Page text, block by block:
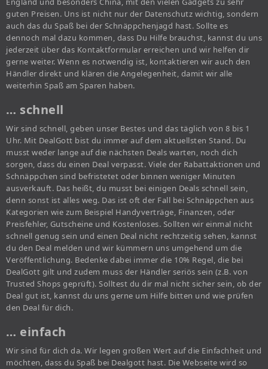
guten Preisen. Uns ist nicht nur der Datenschutz wichtig, sondern
auch das du Spaß bei der Schnäppchenjagd hast. Sollte es
dennoch mal dazu kommen, dass Du Hilfe brauchst, kannst du uns
jederzeit über das Kontaktformular erreichen und wir helfen dir
gerne weiter. Wenn es notwendig ist, kontaktieren wir auch den
Händler direkt und klären die Angelegenheit, damit wir alle
weiterhin Spaß am Sparen haben.
… schnell
Wir sind schnell, geben unser Bestes und das täglich von 8 bis 1
Uhr. Mit DealGott bist du immer auf dem aktuellsten Stand. Du
musst weder lange auf die nächsten Deals warten, noch dich
sorgen, dass du einen Deal verpasst. Viele der Rabattaktionen und
Schnäppchen sind befristetet oder binnen weniger Minuten
ausverkauft. Das heißt, du musst bei einigen Deals schnell sein,
denn sonst ist alles weg. Das ist oft der Fall bei Schnäppchen aus
Kategorien wie zum Beispiel Handyverträge, Finanzen, oder
Preisfehler, Gutscheine und Kostenloses. Sollten wir einmal nicht
schnell genug sein und einen Deal nicht rechtzeitig sehen, kannst
du den Deal melden und wir kümmern uns umgehend um die
Veröffentlichung. Bedenke dabei immer die 10% Regel, die bei
DealGott gilt und zudem muss der Händler seriös sein (z.B. von
Trusted Shops geprüft). Solltest du dir mal nicht sicher sein, ob der
Deal gut ist, kannst du uns gerne um Hilfe bitten und wie prüfen
den Deal für dich.
… einfach
Wir sind für dich da. Wir legen großen Wert auf die Einfachheit und
möchten, dass du Spaß bei Dealgott hast. Die Webseite wird so